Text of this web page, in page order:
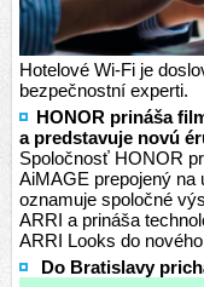
Hotelové Wi-Fi je
bezpečnostní experti.
HONOR prináša
a predstavuje novú
Spoločnosť HONOR
AiMAGE prepojený na
oznamuje spoločné
ARRI a prináša
ARRI Looks do
Do Bratislavy